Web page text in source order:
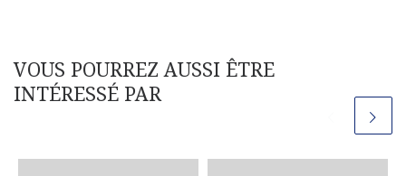
VOUS POURREZ AUSSI ÊTRE
INTÉRESSÉ PAR